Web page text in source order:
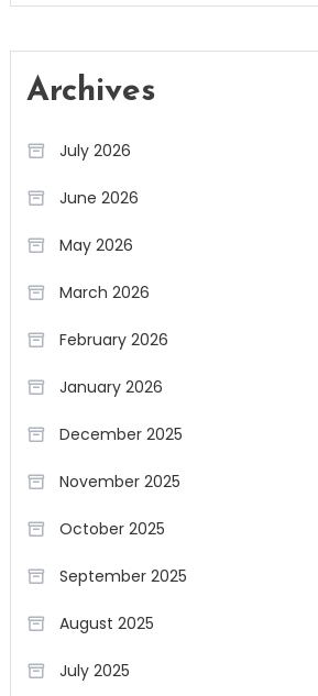
Archives
July 2026
June 2026
May 2026
March 2026
February 2026
January 2026
December 2025
November 2025
October 2025
September 2025
August 2025
July 2025